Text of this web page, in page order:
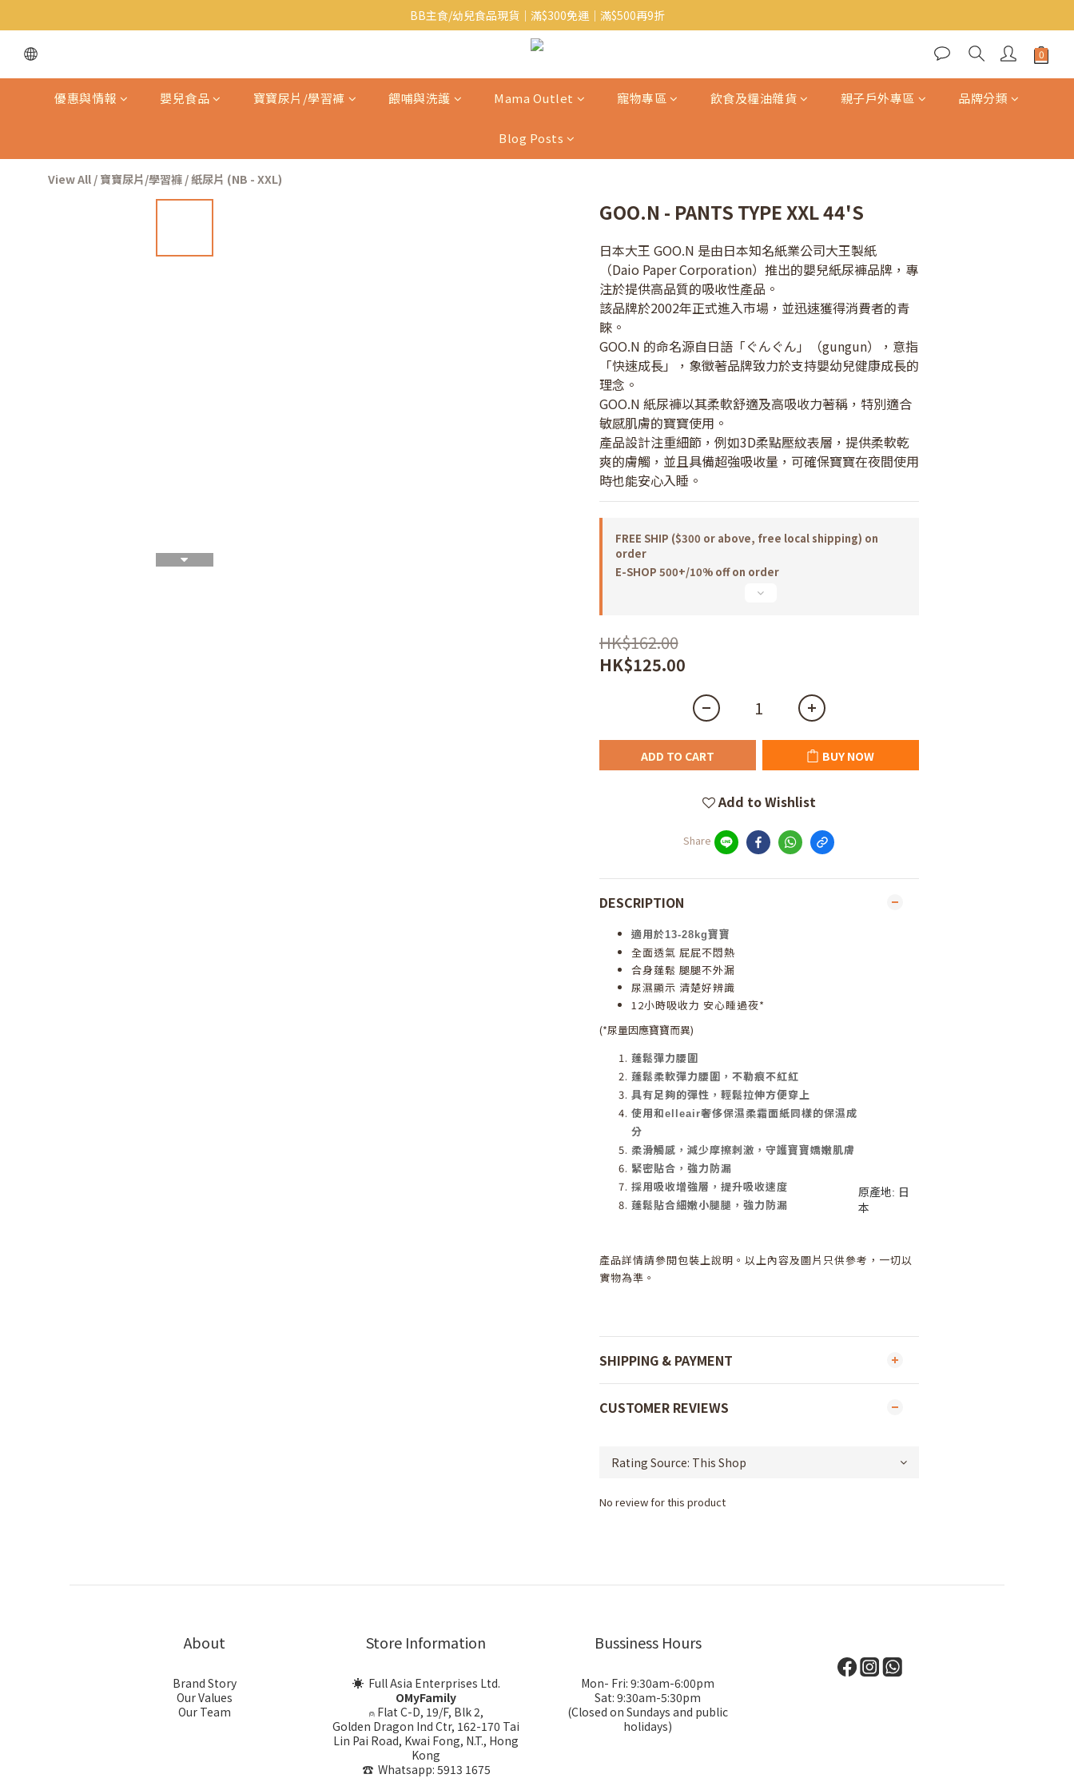
Baby J 有機蝴蝶麵番貨啦~!
BB主食/幼兒食品現貨｜滿$300免運｜滿$500再9折
大人氣!RICO濕紙巾補貨啦~
Baby J 有機蝴蝶麵番貨啦~!
優惠與情報 嬰兒食品 寶寶尿片/學習褲 餵哺與洗護 Mama Outlet 寵物專區 飲食及糧油雜貨 親子戶外專區 品牌分類
Blog Posts
View All / 寶寶尿片/學習褲 /紙尿片 (NB - XXL)
GOO.N - PANTS TYPE XXL 44'S
日本大王 GOO.N 是由日本知名紙業公司大王製紙
（Daio Paper Corporation）推出的嬰兒紙尿褲品牌，專
注於提供高品質的吸收性產品。
該品牌於2002年正式進入市場，並迅速獲得消費者的青
睞。
GOO.N 的命名源自日語「ぐんぐん」（gungun），意指
「快速成長」，象徵著品牌致力於支持嬰幼兒健康成長的
理念。
GOO.N 紙尿褲以其柔軟舒適及高吸收力著稱，特別適合
敏感肌膚的寶寶使用。
產品設計注重細節，例如3D柔點壓紋表層，提供柔軟乾
爽的膚觸，並且具備超強吸收量，可確保寶寶在夜間使用
時也能安心入睡。
FREE SHIP ($300 or above, free local shipping) on
order
E-SHOP 500+/10% off on order
HK$162.00
HK$125.00
ADD TO CART BUY NOW
Add to Wishlist
Share
DESCRIPTION
適用於13-28kg寶寶
全面透氣 屁屁不悶熱
合身蓬鬆 腿腿不外漏
尿濕顯示 清楚好辨識
12小時吸收力 安心睡過夜*
(*尿量因應寶寶而異)
蓬鬆彈力腰圍
蓬鬆柔軟彈力腰圍，不勒痕不紅紅
具有足夠的彈性，輕鬆拉伸方便穿上
使用和elleair奢侈保濕柔霜面紙同樣的保濕成
分
柔滑觸感，減少摩擦刺激，守護寶寶嬌嫩肌膚
緊密貼合，強力防漏
採用吸收增強層，提升吸收速度
蓬鬆貼合細嫩小腿腿，強力防漏
原產地: 日
本
產品詳情請參閱包裝上說明。以上內容及圖片只供參考，一切以
實物為準。
SHIPPING & PAYMENT
CUSTOMER REVIEWS
No review for this product
BUY NOW
About
Brand Story
Our Values
Our Team
Store Information
☀ Full Asia Enterprises Ltd.
OMyFamily
⍝ Flat C-D, 19/F, Blk 2,
Golden Dragon Ind Ctr, 162-170 Tai
Lin Pai Road, Kwai Fong, N.T., Hong
Kong
☎ Whatsapp: 5913 1675
Bussiness Hours
Mon- Fri: 9:30am-6:00pm
Sat: 9:30am-5:30pm
(Closed on Sundays and public
holidays)